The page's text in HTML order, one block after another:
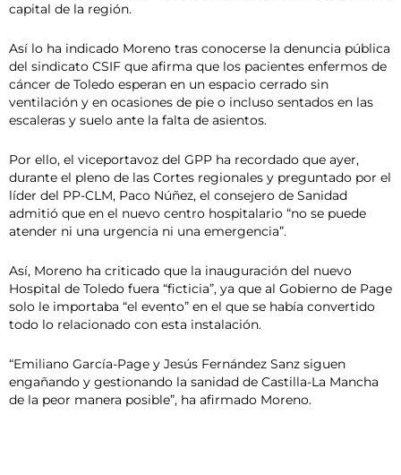
capital de la región.
Así lo ha indicado Moreno tras conocerse la denuncia pública
del sindicato CSIF que afirma que los pacientes enfermos de
cáncer de Toledo esperan en un espacio cerrado sin
ventilación y en ocasiones de pie o incluso sentados en las
escaleras y suelo ante la falta de asientos.
Por ello, el viceportavoz del GPP ha recordado que ayer,
durante el pleno de las Cortes regionales y preguntado por el
líder del PP-CLM, Paco Núñez, el consejero de Sanidad
admitió que en el nuevo centro hospitalario “no se puede
atender ni una urgencia ni una emergencia”.
Así, Moreno ha criticado que la inauguración del nuevo
Hospital de Toledo fuera “ficticia”, ya que al Gobierno de Page
solo le importaba “el evento” en el que se había convertido
todo lo relacionado con esta instalación.
“Emiliano García-Page y Jesús Fernández Sanz siguen
engañando y gestionando la sanidad de Castilla-La Mancha
de la peor manera posible”, ha afirmado Moreno.